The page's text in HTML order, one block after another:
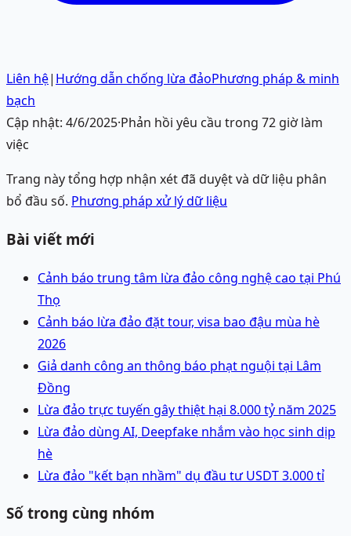
Liên hệ| Hướng dẫn chống lừa đảoPhương pháp & minh
bạch
Cập nhật: 4/6/2025·Phản hồi yêu cầu trong 72 giờ làm
việc
Trang này tổng hợp nhận xét đã duyệt và dữ liệu phân
bổ đầu số. Phương pháp xử lý dữ liệu
Bài viết mới
Cảnh báo trung tâm lừa đảo công nghệ cao tại Phú
Thọ
Cảnh báo lừa đảo đặt tour, visa bao đậu mùa hè
2026
Giả danh công an thông báo phạt nguội tại Lâm
Đồng
Lừa đảo trực tuyến gây thiệt hại 8.000 tỷ năm 2025
Lừa đảo dùng AI, Deepfake nhắm vào học sinh dịp
hè
Lừa đảo "kết bạn nhầm" dụ đầu tư USDT 3.000 tỉ
Số trong cùng nhóm